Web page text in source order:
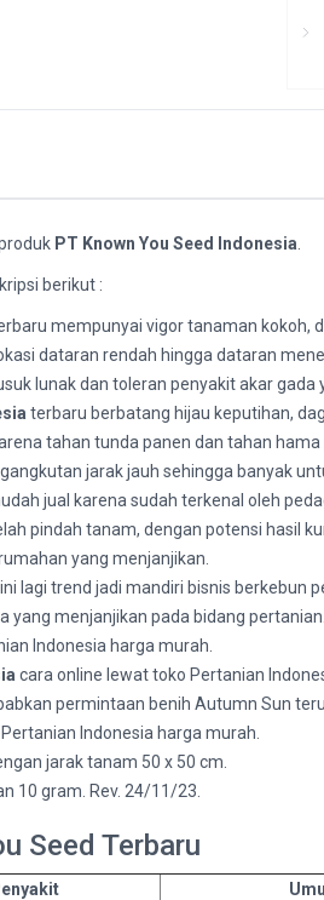
PT Known You Seed Indonesia
berikut :
mempunyai vigor tanaman kokoh,
dataran rendah hingga dataran
lunak dan toleran penyakit akar
terbaru berbatang hijau keputihan,
tahan tunda panen dan tahan hama
jarak jauh sehingga banyak
jual karena sudah terkenal oleh
pindah tanam, dengan potensi hasil
yang menjanjikan.
lagi trend jadi mandiri bisnis berkebun
yang menjanjikan pada bidang pertanian.
Indonesia harga murah.
cara online lewat toko Pertanian
permintaan benih Autumn Sun
Indonesia harga murah.
jarak tanam 50 x 50 cm.
10 gram. Rev. 24/11/23.
Seed Terbaru